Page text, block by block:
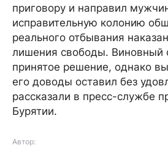
приговору и направил
исправительную колонию
реального отбывания
лишения свободы. Виновный
принятое решение, однако
его доводы оставил без
рассказали в пресс-службе
Бурятии.
Автор: